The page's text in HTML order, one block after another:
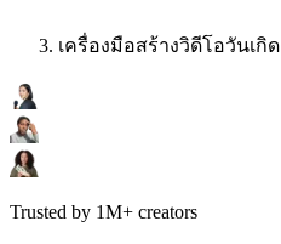
เครื่องมือสร้างวิดีโอวันเกิด
Trusted by 1M+ creators